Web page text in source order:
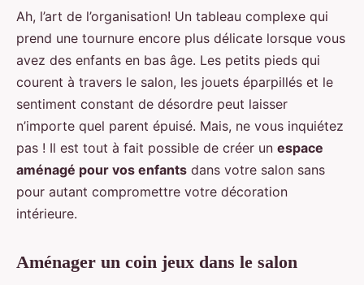
Ah, l’art de l’organisation! Un tableau complexe qui
prend une tournure encore plus délicate lorsque vous
avez des enfants en bas âge. Les petits pieds qui
courent à travers le salon, les jouets éparpillés et le
sentiment constant de désordre peut laisser
n’importe quel parent épuisé. Mais, ne vous inquiétez
pas ! Il est tout à fait possible de créer un espace
aménagé pour vos enfants dans votre salon sans
pour autant compromettre votre décoration
intérieure.
Aménager un coin jeux dans le salon